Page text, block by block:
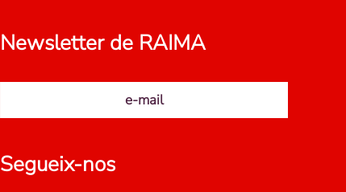
Newsletter de RAIMA
e-mail
Segueix-nos